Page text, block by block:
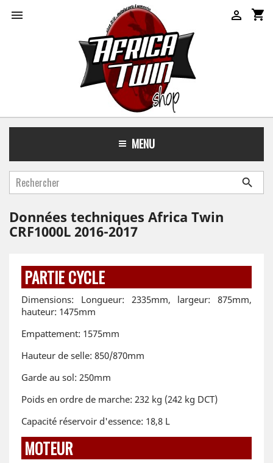
 shopping_cart

MENU

Données techniques Africa Twin
CRF1000L 2016-2017
PARTIE CYCLE
Dimensions: Longueur: 2335mm, largeur: 875mm,
hauteur: 1475mm
Empattement: 1575mm
Hauteur de selle: 850/870mm
Garde au sol: 250mm
Poids en ordre de marche: 232 kg (242 kg DCT)
Capacité réservoir d'essence: 18,8 L
MOTEUR